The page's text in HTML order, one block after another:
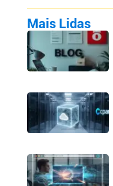
Mais Lidas